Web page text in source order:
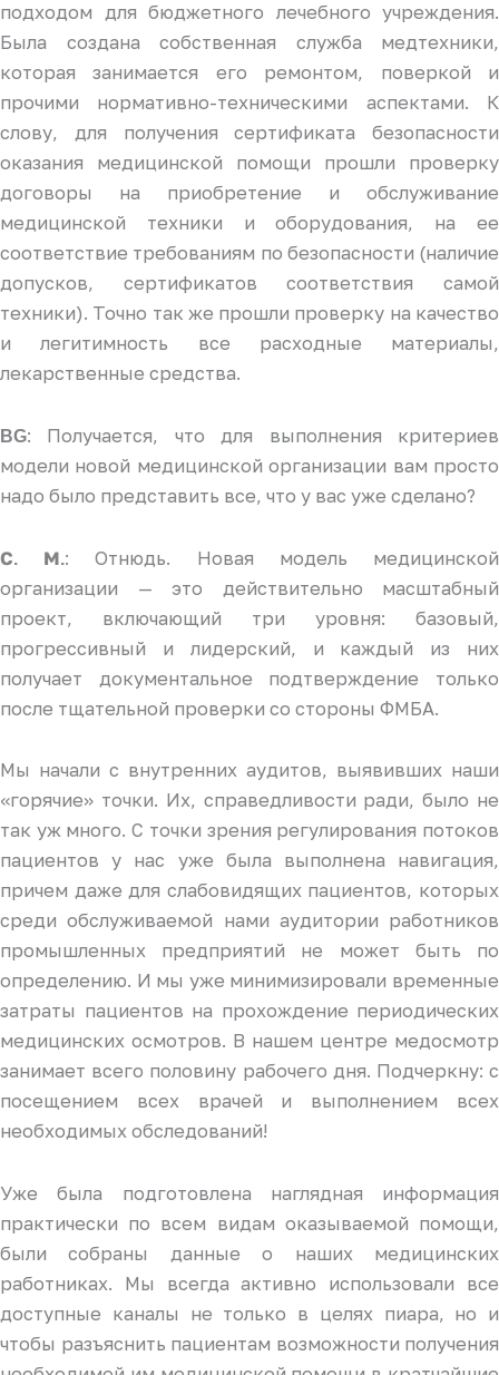
подходом для бюджетного лечебного учреждения.
Была создана собственная служба медтехники,
которая занимается его ремонтом, поверкой и
прочими нормативно-техническими аспектами. К
слову, для получения сертификата безопасности
оказания медицинской помощи прошли проверку
договоры на приобретение и обслуживание
медицинской техники и оборудования, на ее
соответствие требованиям по безопасности (наличие
допусков, сертификатов соответствия самой
техники). Точно так же прошли проверку на качество
и легитимность все расходные материалы,
лекарственные средства.
BG: Получается, что для выполнения критериев
модели новой медицинской организации вам просто
надо было представить все, что у вас уже сделано?
С. М.: Отнюдь. Новая модель медицинской
организации — это действительно масштабный
проект, включающий три уровня: базовый,
прогрессивный и лидерский, и каждый из них
получает документальное подтверждение только
после тщательной проверки со стороны ФМБА.
Мы начали с внутренних аудитов, выявивших наши
«горячие» точки. Их, справедливости ради, было не
так уж много. С точки зрения регулирования потоков
пациентов у нас уже была выполнена навигация,
причем даже для слабовидящих пациентов, которых
среди обслуживаемой нами аудитории работников
промышленных предприятий не может быть по
определению. И мы уже минимизировали временные
затраты пациентов на прохождение периодических
медицинских осмотров. В нашем центре медосмотр
занимает всего половину рабочего дня. Подчеркну: с
посещением всех врачей и выполнением всех
необходимых обследований!
Уже была подготовлена наглядная информация
практически по всем видам оказываемой помощи,
были собраны данные о наших медицинских
работниках. Мы всегда активно использовали все
доступные каналы не только в целях пиара, но и
чтобы разъяснить пациентам возможности получения